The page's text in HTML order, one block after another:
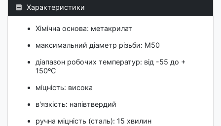
Характеристики
Хімічна основа: метакрилат
максимальний діаметр різьби: М50
діапазон робочих температур: від -55 до +
150ºС
міцність: висока
в'язкість: напівтвердий
ручна міцність (сталь): 15 хвилин